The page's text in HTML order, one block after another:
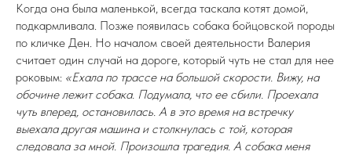
Когда она была маленькой, всегда таскала котят домой,
подкармливала. Позже появилась собака бойцовской породы
по кличке Ден. Но началом своей деятельности Валерия
считает один случай на дороге, который чуть не стал для нее
роковым: «Ехала по трассе на большой скорости. Вижу, на
обочине лежит собака. Подумала, что ее сбили. Проехала
чуть вперед, остановилась. А в это время на встречку
выехала другая машина и столкнулась с той, которая
следовала за мной. Произошла трагедия. А собака меня